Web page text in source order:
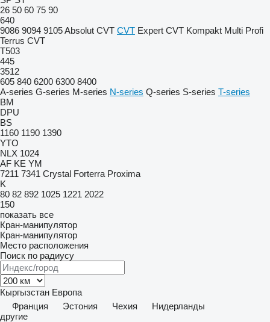
26 50 60 75 90
640
9086 9094 9105Absolut CVT CVT Expert CVT Kompakt Multi Profi
Terrus CVT
T503
445
3512
605 840 6200 6300 8400
A-series G-series M-series N-series Q-series S-series T-series
BM
DPU
BS
1160 1190 1390
YTO
NLX 1024
AF KE YM
7211 7341 Crystal Forterra Proxima
K
80 82 892 1025 1221 2022
150
показать все
Кран-манипулятор
Кран-манипулятор
Место расположения
Поиск по радиусу
Кыргызстан Европа
Франция
Эстония Чехия
Нидерланды
другие